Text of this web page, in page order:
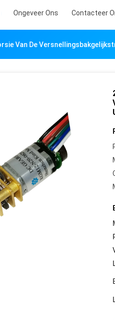
Ongeveer Ons Contacteer
Van De